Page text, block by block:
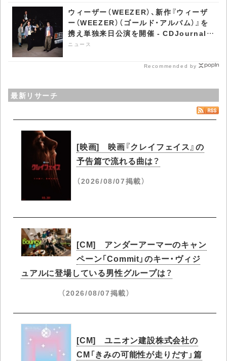
ウィーザー（WEEZER）、新作『ウィーザ
ー（WEEZER）（ゴールド・アルバム）』を
携え単独来日公演を開催 - CDJournal
ニュース
ニュース
Recommended by
最新リサーチ
[映画] 映画『クレイフェイス』の
予告篇で流れる曲は？
（2026/08/07掲載）
[CM] アンダーアーマーのキャン
ペーン「Commit」のキー・ヴィジ
ュアルに登場している男性グループは？
（2026/08/07掲載）
[CM] ユニオン建設株式会社の
CM「きみの可能性が走りだす」篇